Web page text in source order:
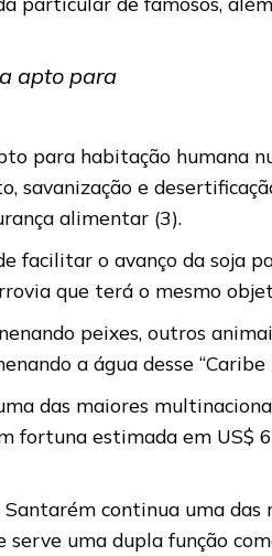
apto para
para habitação humana
savanização e
alimentar (3).
facilitar o avanço da soja
que terá o mesmo
peixes, outros
a água desse “Caribe
das maiores
fortuna estimada em US$
continua uma das
uma dupla função